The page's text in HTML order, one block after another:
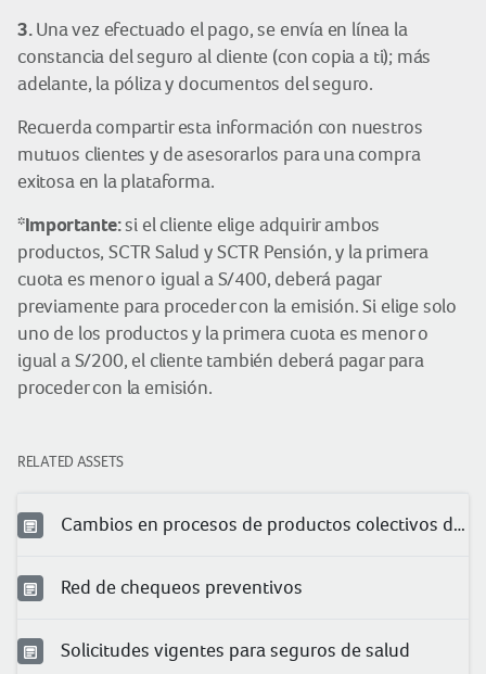
3.Una vez efectuado el pago, se envía en línea la
constancia del seguro al cliente (con copia a ti); más
adelante, la póliza y documentos del seguro.
Recuerda compartir esta información con nuestros
mutuos clientes y de asesorarlos para una compra
exitosa en la plataforma.
*Importante:si el cliente elige adquirir ambos
productos, SCTR Salud y SCTR Pensión, y la primera
cuota es menor o igual a S/400, deberá pagar
previamente para proceder con la emisión. Si elige solo
uno de los productos y la primera cuota es menor o
igual a S/200, el cliente también deberá pagar para
proceder con la emisión.
RELATED ASSETS
Cambios en procesos de productos colectivos de salud
Red de chequeos preventivos
Solicitudes vigentes para seguros de salud